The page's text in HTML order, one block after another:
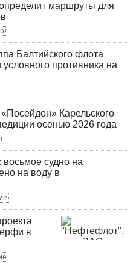
маршруты для
Балтийского флота
противника на
Карельского
осенью 2026 года
судно на
на воду в
в